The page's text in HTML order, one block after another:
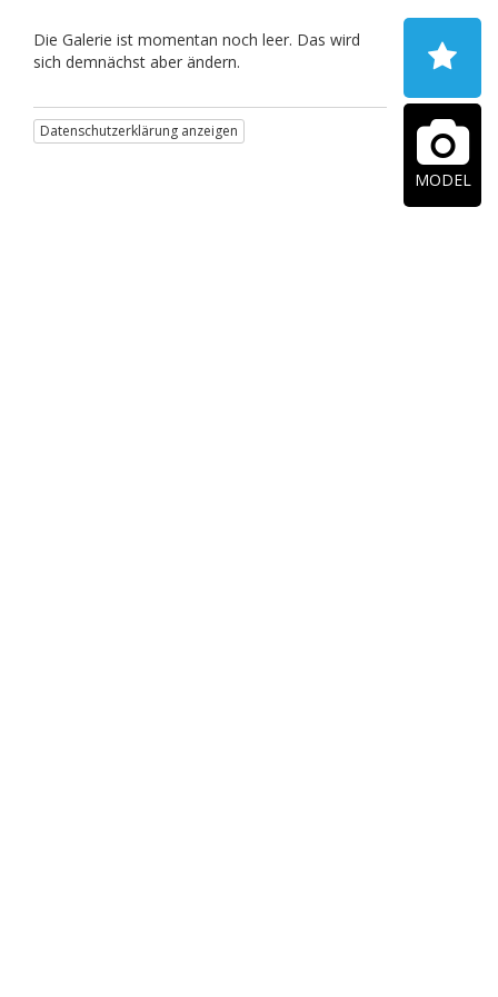
Die Galerie ist momentan noch leer. Das wird
sich demnächst aber ändern.
Datenschutzerklärung anzeigen
MODEL